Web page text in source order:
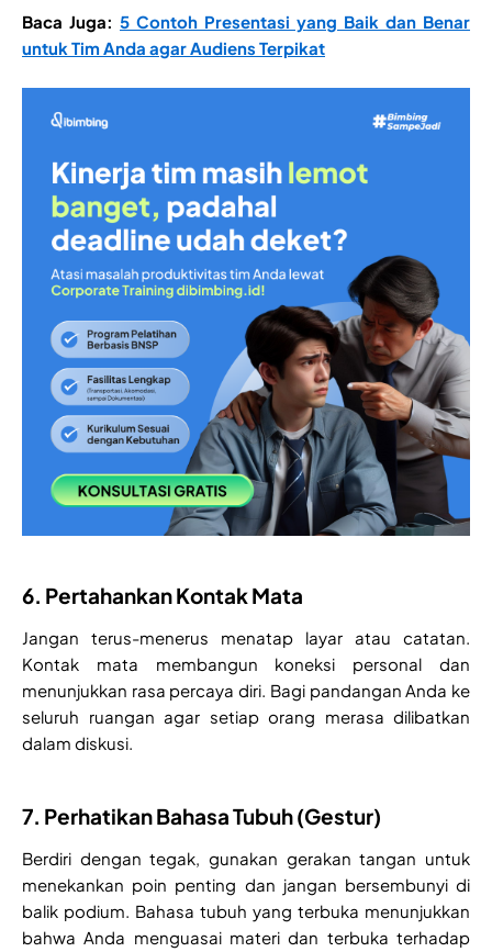
Baca Juga: 5 Contoh Presentasi yang Baik dan Benar
untuk Tim Anda agar Audiens Terpikat
6. Pertahankan Kontak Mata
Jangan terus-menerus menatap layar atau catatan.
Kontak mata membangun koneksi personal dan
menunjukkan rasa percaya diri. Bagi pandangan Anda ke
seluruh ruangan agar setiap orang merasa dilibatkan
dalam diskusi.
7. Perhatikan Bahasa Tubuh (Gestur)
Berdiri dengan tegak, gunakan gerakan tangan untuk
menekankan poin penting dan jangan bersembunyi di
balik podium. Bahasa tubuh yang terbuka menunjukkan
bahwa Anda menguasai materi dan terbuka terhadap